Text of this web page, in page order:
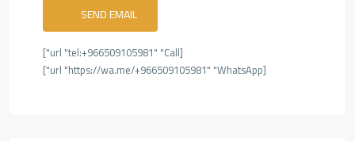
[url "tel:+966509105981" "Call"]
[url "https://wa.me/+966509105981" "WhatsApp"]